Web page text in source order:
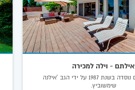
אילתם - וילה למכירה
אילתם נכסים נוסדה בשנת 1987 על ידי הגב 'אילנה
שימשוביץ.